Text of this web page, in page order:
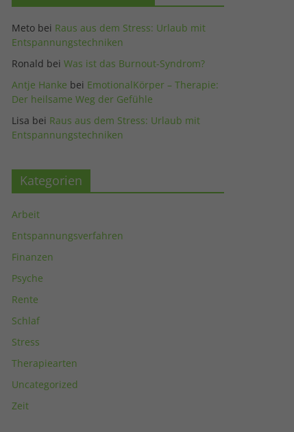
Meto bei Raus aus dem Stress: Urlaub mit
Entspannungstechniken
Ronald bei Was ist das Burnout-Syndrom?
Antje Hanke bei EmotionalKörper – Therapie:
Der heilsame Weg der Gefühle
Lisa bei Raus aus dem Stress: Urlaub mit
Entspannungstechniken
Kategorien
Arbeit
Entspannungsverfahren
Finanzen
Psyche
Rente
Schlaf
Stress
Therapiearten
Uncategorized
Zeit